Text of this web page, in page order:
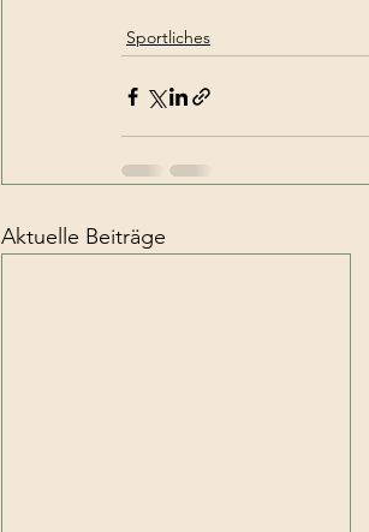
Sportliches
Aktuelle Beiträge